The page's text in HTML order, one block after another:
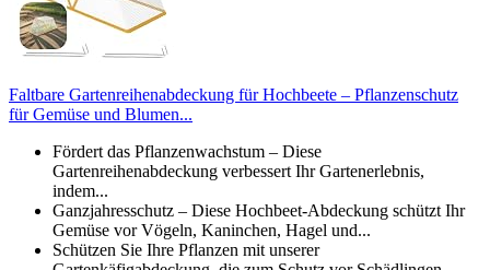
Faltbare Gartenreihenabdeckung für Hochbeete – Pflanzenschutz
für Gemüse und Blumen...
Fördert das Pflanzenwachstum – Diese
Gartenreihenabdeckung verbessert Ihr Gartenerlebnis,
indem...
Ganzjahresschutz – Diese Hochbeet-Abdeckung schützt Ihr
Gemüse vor Vögeln, Kaninchen, Hagel und...
Schützen Sie Ihre Pflanzen mit unserer